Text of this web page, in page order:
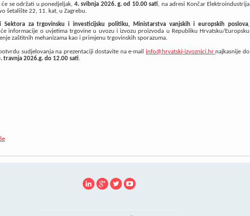
će se održati u ponedjeljak, 4. svibnja 2026. g. od 10.00 sati, na adresi Končar Elektroindustrija
šetalište 22, 11. kat, u Zagrebu.
Sektora za trgovinsku i investicijsku politiku, Ministarstva vanjskih i europskih poslova,
informacije o uvjetima trgovine u uvozu i izvozu proizvoda u Republiku Hrvatsku/Europsku
zaštitnih mehanizama kao i primjenu trgovinskih sporazuma.
sudjelovanja na prezentaciji dostavite na e-mail info@hrvatski-izvoznici.hr najkasnije do
travnja 2026.g. do 12.00 sati